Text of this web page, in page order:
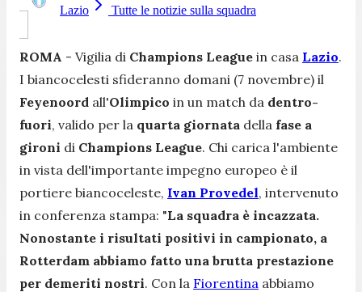
Lazio Tutte le notizie sulla squadra
ROMA - Vigilia di Champions League in casa Lazio.
I biancocelesti sfideranno domani (7 novembre) il
Feyenoord all'Olimpico in un match da dentro-
fuori, valido per la quarta giornata della fase a
gironi di Champions League. Chi carica l'ambiente
in vista dell'importante impegno europeo è il
portiere biancoceleste, Ivan Provedel, intervenuto
in conferenza stampa: "La squadra è incazzata.
Nonostante i risultati positivi in campionato, a
Rotterdam abbiamo fatto una brutta prestazione
per demeriti nostri. Con la Fiorentina abbiamo